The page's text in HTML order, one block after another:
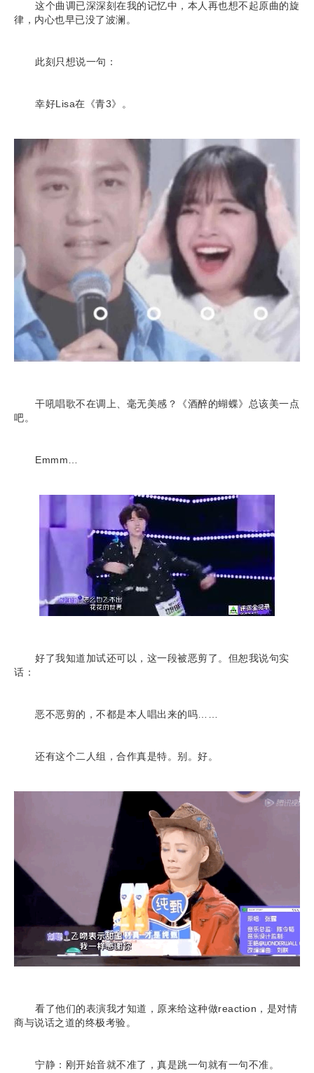
这个曲调已深深刻在我的记忆中，本人再也想不起原曲的旋
律，内心也早已没了波澜。
此刻只想说一句：
幸好Lisa在《青3》。
干吼唱歌不在调上、毫无美感？《酒醉的蝴蝶》总该美一点
吧。
Emmm…
好了我知道加试还可以，这一段被恶剪了。但恕我说句实
话：
恶不恶剪的，不都是本人唱出来的吗……
还有这个二人组，合作真是特。别。好。
看了他们的表演我才知道，原来给这种做reaction，是对情
商与说话之道的终极考验。
宁静：刚开始音就不准了，真是跳一句就有一句不准。